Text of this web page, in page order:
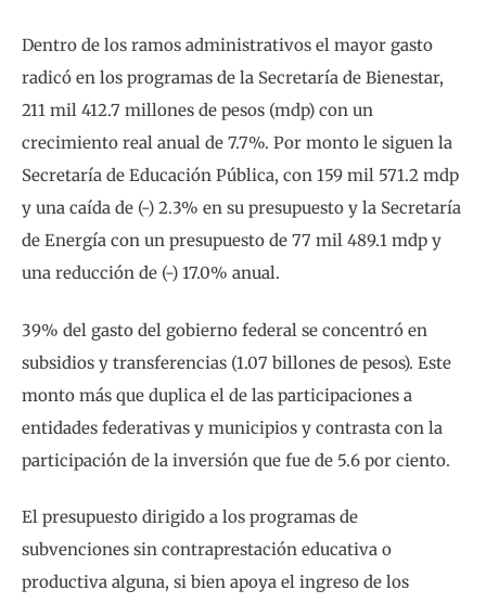
Dentro de los ramos administrativos el mayor gasto
radicó en los programas de la Secretaría de Bienestar,
211 mil 412.7 millones de pesos (mdp) con un
crecimiento real anual de 7.7%. Por monto le siguen la
Secretaría de Educación Pública, con 159 mil 571.2 mdp
y una caída de (-) 2.3% en su presupuesto y la Secretaría
de Energía con un presupuesto de 77 mil 489.1 mdp y
una reducción de (-) 17.0% anual.
39% del gasto del gobierno federal se concentró en
subsidios y transferencias (1.07 billones de pesos). Este
monto más que duplica el de las participaciones a
entidades federativas y municipios y contrasta con la
participación de la inversión que fue de 5.6 por ciento.
El presupuesto dirigido a los programas de
subvenciones sin contraprestación educativa o
productiva alguna, si bien apoya el ingreso de los